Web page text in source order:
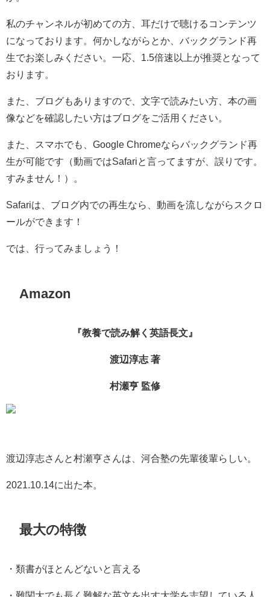
私のチャンネルが初めての方、耳だけで聴けるコンテンツ
になっております。何かしながらとか、バックグランド再
生でお楽しみください。一応、1.5倍速以上が推奨となって
おります。
また、ブログもありますので、文字で読みたい方、本の画
像などを確認したい方はブログをご活用ください。
また、スマホでも、Google Chromeならバックグランド再
生が可能です（動画ではSafariと言ってますが、誤りです。
すみません！）。
Safariは、ブログ内での再生なら、動画を流しながらスクロ
ールができます！
では、行ってみましょう！
Amazon
『教養で読み解く英語長文』
渡辺淳志 著
村瀬亨 監修
渡辺淳志さんと村瀬亨さんは、河合塾の先輩後輩らしい。
2021.10.14に出た本。
最大の特徴
・類書がほとんどないと言える